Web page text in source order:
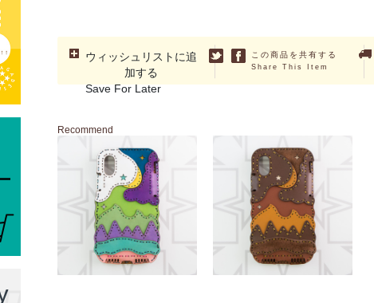
ウィッシュリストに追
加する
Save For Later
この商品を共有する
Share This Item
Recommend